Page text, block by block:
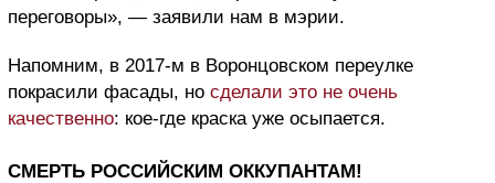
переговоры», — заявили нам в мэрии.
Напомним, в 2017-м в Воронцовском переулке
покрасили фасады, но сделали это не очень
качественно: кое-где краска уже осыпается.
СМЕРТЬ РОССИЙСКИМ ОККУПАНТАМ!